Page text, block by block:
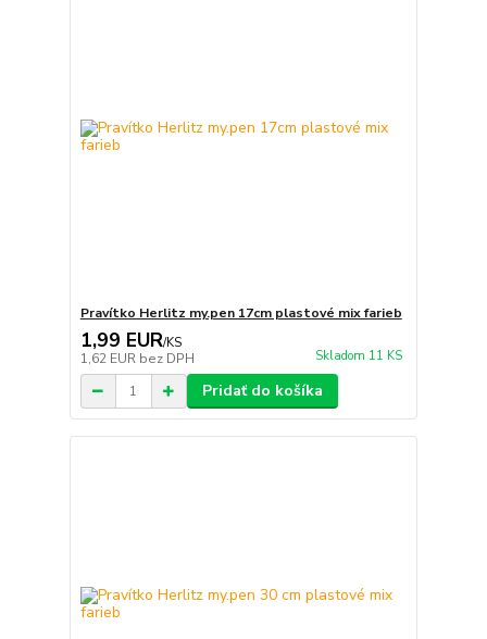
Pravítko Herlitz my.pen 17cm plastové mix farieb
1,99 EUR/KS
1,62 EUR bez DPH Skladom 11 KS
Pridať do košíka